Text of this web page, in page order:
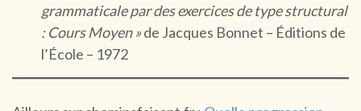
grammaticale par des exercices de type structural
: Cours Moyen »de Jacques Bonnet – Éditions de
l’École – 1972